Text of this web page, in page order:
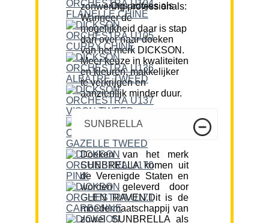
Ons advies als zonwering professionals:
Wanneer de
mogelijkheid daar is stap
dan over naar doeken
van het merk DICKSON.
Meer keuze in kwaliteiten
en kleuren, makkelijker
te verkrijgen en
aanzienlijk minder duur.
SUNBRELLA
Doeken van het merk
SUNBRELLA komen uit
de Verenigde Staten en
worden geleverd door
GLEN RAVEN.Dit is de
moedermaatschappij van
zowel SUNBRELLA als